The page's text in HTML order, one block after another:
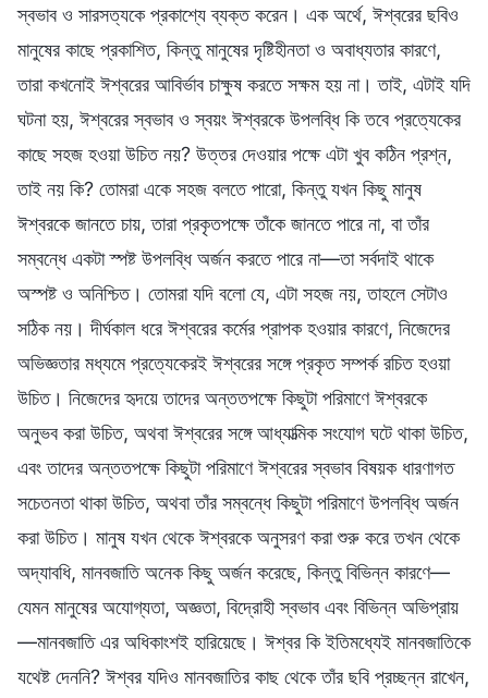
স্বভাব ও সারসত্যকে প্রকাশ্যে ব্যক্ত করেন। এক অর্থে, ঈশ্বরের ছবিও
মানুষের কাছে প্রকাশিত, কিন্তু মানুষের দৃষ্টিহীনতা ও অবাধ্যতার কারণে,
তারা কখনোই ঈশ্বরের আবির্ভাব চাক্ষুষ করতে সক্ষম হয় না। তাই, এটাই যদি
ঘটনা হয়, ঈশ্বরের স্বভাব ও স্বয়ং ঈশ্বরকে উপলব্ধি কি তবে প্রত্যেকের
কাছে সহজ হওয়া উচিত নয়? উত্তর দেওয়ার পক্ষে এটা খুব কঠিন প্রশ্ন,
তাই নয় কি? তোমরা একে সহজ বলতে পারো, কিন্তু যখন কিছু মানুষ
ঈশ্বরকে জানতে চায়, তারা প্রকৃতপক্ষে তাঁকে জানতে পারে না, বা তাঁর
সম্বন্ধে একটা স্পষ্ট উপলব্ধি অর্জন করতে পারে না—তা সর্বদাই থাকে
অস্পষ্ট ও অনিশ্চিত। তোমরা যদি বলো যে, এটা সহজ নয়, তাহলে সেটাও
সঠিক নয়। দীর্ঘকাল ধরে ঈশ্বরের কর্মের প্রাপক হওয়ার কারণে, নিজেদের
অভিজ্ঞতার মধ্যমে প্রত্যেকেরই ঈশ্বরের সঙ্গে প্রকৃত সম্পর্ক রচিত হওয়া
উচিত। নিজেদের হৃদয়ে তাদের অন্ততপক্ষে কিছুটা পরিমাণে ঈশ্বরকে
অনুভব করা উচিত, অথবা ঈশ্বরের সঙ্গে আধ্যাত্মিক সংযোগ ঘটে থাকা উচিত,
এবং তাদের অন্ততপক্ষে কিছুটা পরিমাণে ঈশ্বরের স্বভাব বিষয়ক ধারণাগত
সচেতনতা থাকা উচিত, অথবা তাঁর সম্বন্ধে কিছুটা পরিমাণে উপলব্ধি অর্জন
করা উচিত। মানুষ যখন থেকে ঈশ্বরকে অনুসরণ করা শুরু করে তখন থেকে
অদ্যাবধি, মানবজাতি অনেক কিছু অর্জন করেছে, কিন্তু বিভিন্ন কারণে—
যেমন মানুষের অযোগ্যতা, অজ্ঞতা, বিদ্রোহী স্বভাব এবং বিভিন্ন অভিপ্রায়
—মানবজাতি এর অধিকাংশই হারিয়েছে। ঈশ্বর কি ইতিমধ্যেই মানবজাতিকে
যথেষ্ট দেননি? ঈশ্বর যদিও মানবজাতির কাছ থেকে তাঁর ছবি প্রচ্ছন্ন রাখেন,